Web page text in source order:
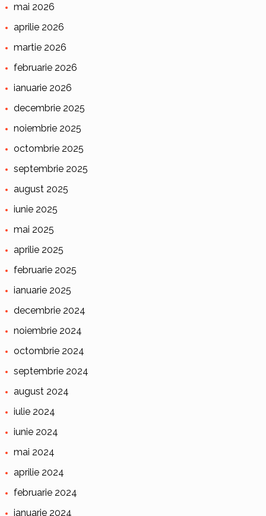
mai 2026
aprilie 2026
martie 2026
februarie 2026
ianuarie 2026
decembrie 2025
noiembrie 2025
octombrie 2025
septembrie 2025
august 2025
iunie 2025
mai 2025
aprilie 2025
februarie 2025
ianuarie 2025
decembrie 2024
noiembrie 2024
octombrie 2024
septembrie 2024
august 2024
iulie 2024
iunie 2024
mai 2024
aprilie 2024
februarie 2024
ianuarie 2024